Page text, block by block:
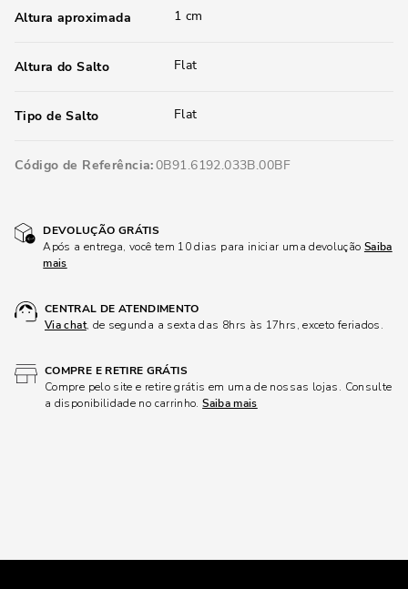
Altura aproximada 1 cm
Altura do Salto Flat
Tipo de Salto Flat
Código de Referência 0B91.6192.033B.00BF
DEVOLUÇÃO GRÁTIS
Após a entrega, você tem 10 dias para iniciar uma devolução Saiba
mais
CENTRAL DE ATENDIMENTO
Via chat, de segunda a sexta das 8hrs às 17hrs, exceto feriados.
COMPRE E RETIRE GRÁTIS
Compre pelo site e retire grátis em uma de nossas lojas. Consulte
a disponibilidade no carrinho.Saiba mais